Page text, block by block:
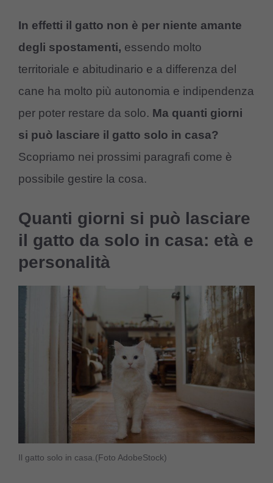
In effetti il gatto non è per niente amante
degli spostamenti, essendo molto
territoriale e abitudinario e a differenza del
cane ha molto più autonomia e indipendenza
per poter restare da solo. Ma quanti giorni
si può lasciare il gatto solo in casa?
Scopriamo nei prossimi paragrafi come è
possibile gestire la cosa.
Quanti giorni si può lasciare
il gatto da solo in casa: età e
personalità
Il gatto solo in casa.(Foto AdobeStock)